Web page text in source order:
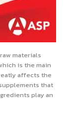
materials
is the main
affects the
that
play an